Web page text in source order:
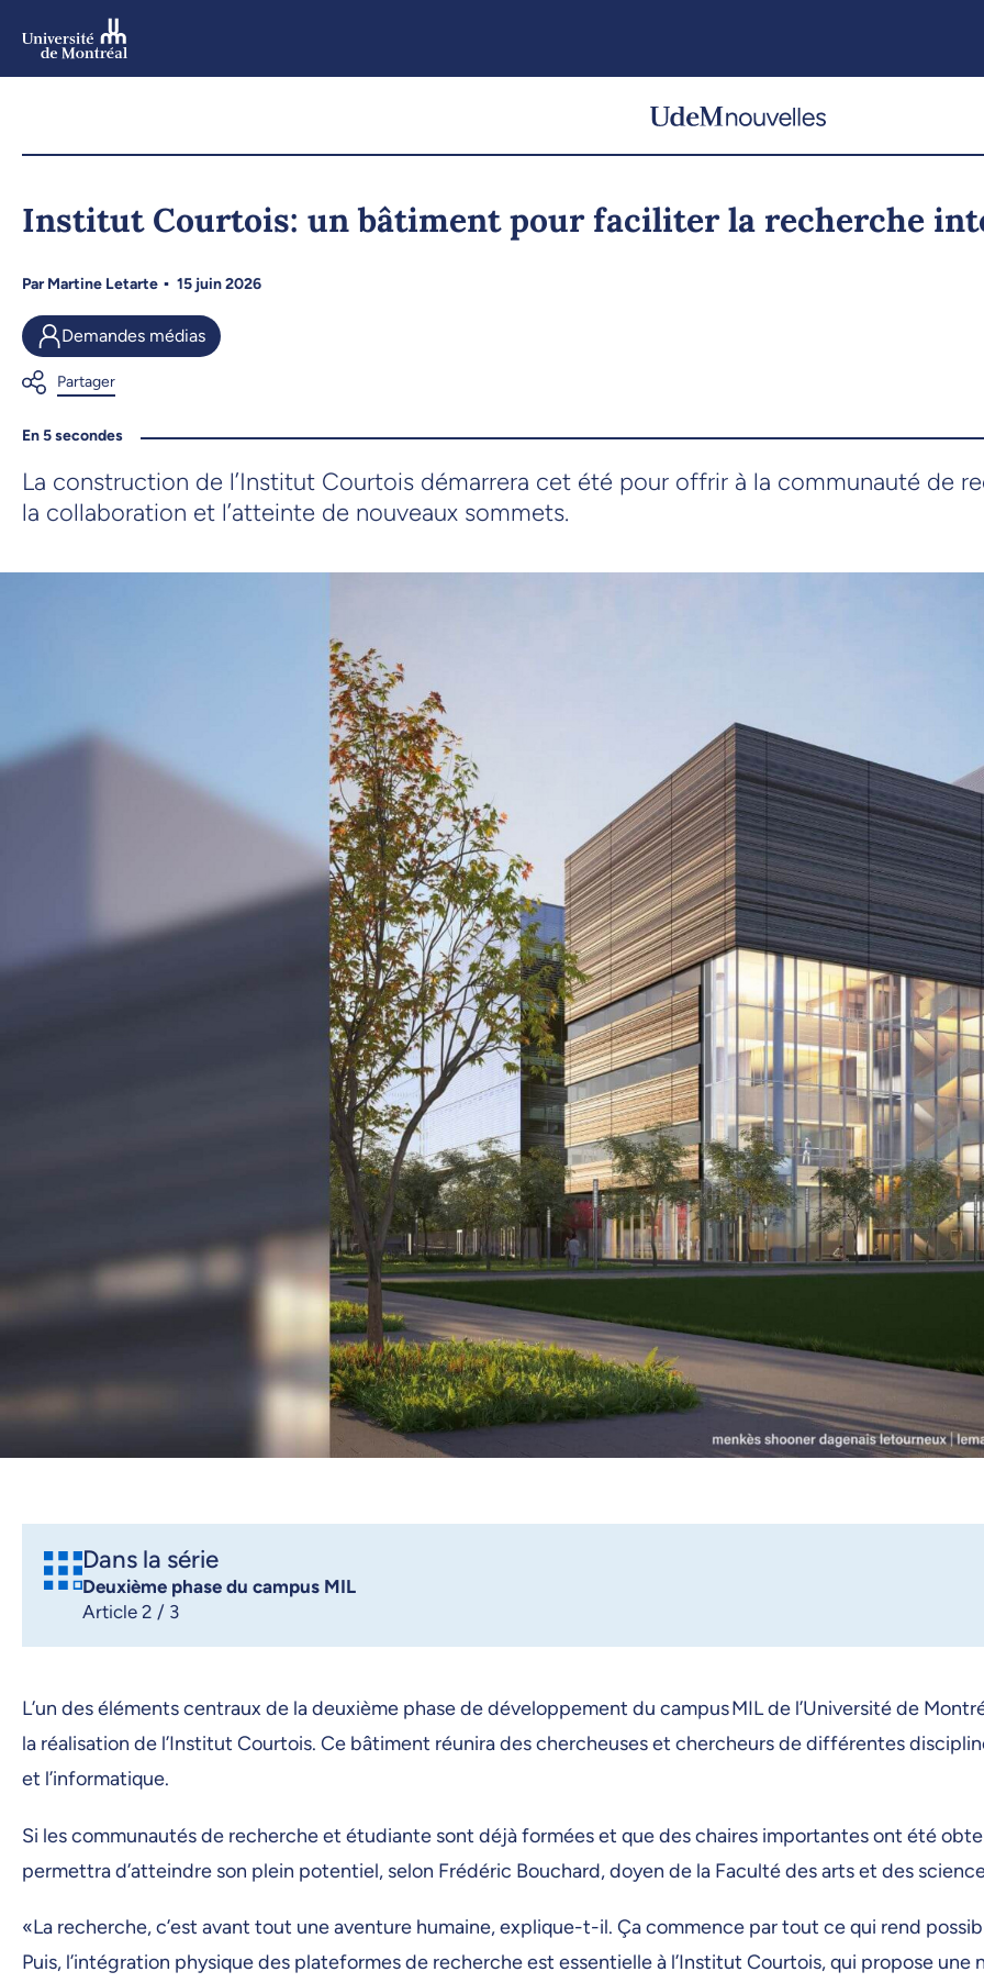
Institut Courtois: un bâtiment pour faciliter la recherche
ParMartine Letarte 15 juin 2026
Demandes médias
En 5 secondes
La construction de l’Institut Courtois démarrera cet été pour offrir à la communauté de
la collaboration et l’atteinte de nouveaux sommets.
Dans la série
Deuxième phase du campus MIL
Article 2 / 3
L’un des éléments centraux de la deuxième phase de développement du campus MIL de l’Université de
la réalisation de l’Institut Courtois. Ce bâtiment réunira des chercheuses et chercheurs de différentes
et l’informatique.
Si les communautés de recherche et étudiante sont déjà formées et que des chaires importantes ont été
permettra d’atteindre son plein potentiel, selon Frédéric Bouchard, doyen de la Faculté des arts et des
«La recherche, c’est avant tout une aventure humaine, explique-t-il. Ça commence par tout ce qui rend
Puis, l’intégration physique des plateformes de recherche est essentielle à l’Institut Courtois, qui propose